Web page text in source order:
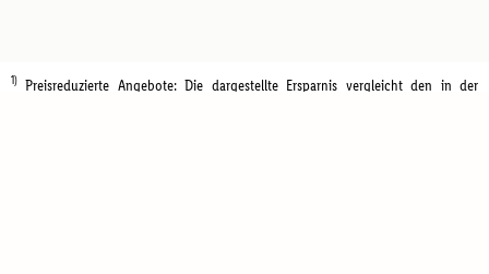
1) Preisreduzierte Angebote: Die dargestellte Ersparnis vergleicht den in der